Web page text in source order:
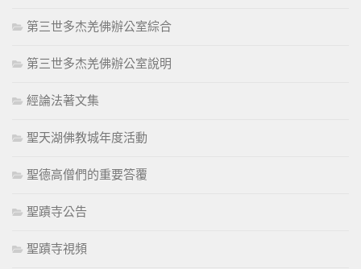
第三世多杰羌佛辦公室綜合
第三世多杰羌佛辦公室說明
經論法著文集
聖天湖佛教城年度活動
聖德高僧們的重要答覆
聖蹟寺公告
聖蹟寺視頻